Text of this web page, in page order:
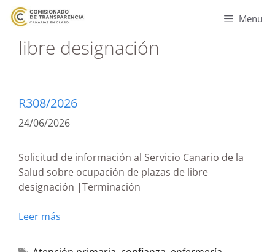
Menu
libre designación
R308/2026
24/06/2026
Solicitud de información al Servicio Canario de la
Salud sobre ocupación de plazas de libre
designación |Terminación
Leer más